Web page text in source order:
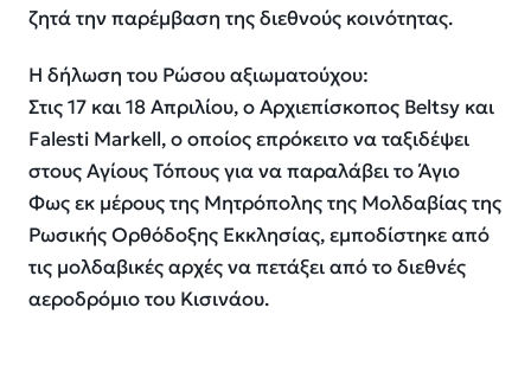
ζητά την παρέμβαση της διεθνούς κοινότητας.
Η δήλωση του Ρώσου αξιωματούχου:
Στις 17 και 18 Απριλίου, ο Αρχιεπίσκοπος Beltsy και
Falesti Markell, ο οποίος επρόκειτο να ταξιδέψει
στους Αγίους Τόπους για να παραλάβει το Άγιο
Φως εκ μέρους της Μητρόπολης της Μολδαβίας της
Ρωσικής Ορθόδοξης Εκκλησίας, εμποδίστηκε από
τις μολδαβικές αρχές να πετάξει από το διεθνές
αεροδρόμιο του Κισινάου.